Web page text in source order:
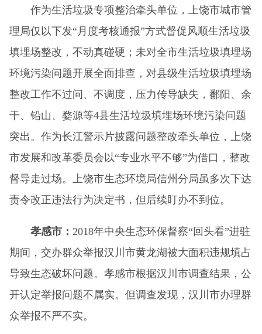
作为生活垃圾专项整治牵头单位，上饶市城市管
理局仅以下发“月度考核通报”方式督促风顺生活垃圾
填埋场整改，不动真碰硬；未对全市生活垃圾填埋场
环境污染问题开展全面排查，对县级生活垃圾填埋场
整改工作不过问、不调度，压力传导缺失，鄱阳、余
干、铅山、婺源等4县生活垃圾填埋场环境污染问题
突出。作为长江警示片披露问题整改牵头单位，上饶
市发展和改革委员会以“专业水平不够”为借口，整改
督导走过场。上饶市生态环境局信州分局虽多次下达
责令改正违法行为决定书，但后续盯办不到位。
孝感市： 2018年中央生态环保督察“回头看”进驻
期间，交办群众举报汉川市黄龙湖被大面积违规填占
导致生态破坏问题。孝感市根据汉川市调查结果，公
开认定举报问题不属实。但调查发现，汉川市办理群
众举报不严不实。